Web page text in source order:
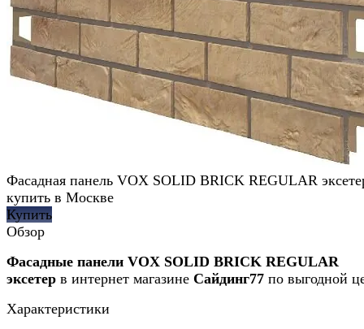
Фасадная панель VOX SOLID BRICK REGULAR
купить в Москве
Купить
Обзор
Фасадные панели VOX SOLID BRICK REGULAR
эксетер в интернет магазине Сайдинг77 по выгодной
Характеристики